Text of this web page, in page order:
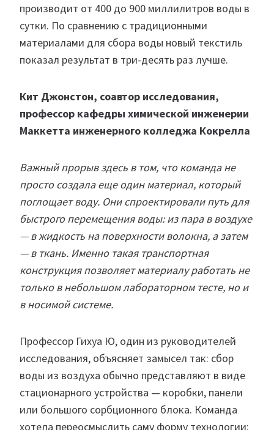
производит от 400 до 900 миллилитров воды в
сутки. По сравнению с традиционными
материалами для сбора воды новый текстиль
показал результат в три-десять раз лучше.
Кит Джонстон, соавтор исследования,
профессор кафедры химической инженерии
Маккетта инженерного колледжа Кокрелла
Важный прорыв здесь в том, что команда не
просто создала еще один материал, который
поглощает воду. Они спроектировали путь для
быстрого перемещения воды: из пара в воздухе
— в жидкость на поверхности волокна, а затем
— в ткань. Именно такая транспортная
конструкция позволяет материалу работать не
только в небольшом лабораторном тесте, но и
в носимой системе.
Профессор Гихуа Ю, один из руководителей
исследования, объясняет замысел так: сбор
воды из воздуха обычно представляют в виде
стационарного устройства — коробки, панели
или большого сорбционного блока. Команда
хотела переосмыслить саму форму технологии: